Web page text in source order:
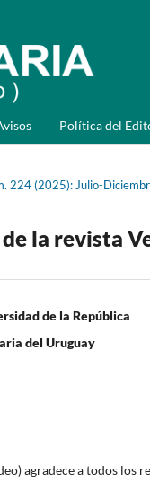
Política del
224 (2025): Julio-
la revista
de la República
del Uruguay
agradece a todos los